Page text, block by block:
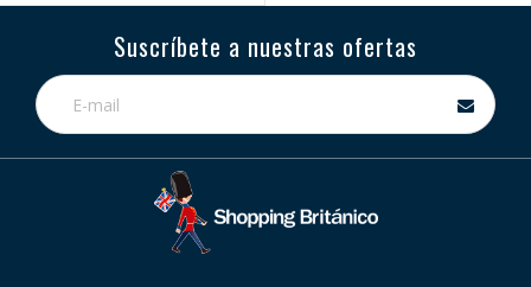
Suscríbete a nuestras ofertas